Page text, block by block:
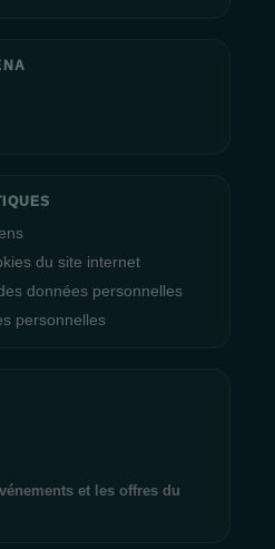
du site internet
données personnelles
personnelles
et les offres du